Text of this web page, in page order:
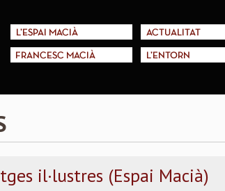
L'ESPAI MACIÀ ACTUALITAT
FRANCESC MACIÀ
L'ENTORN
il·lustres (Espai Macià)